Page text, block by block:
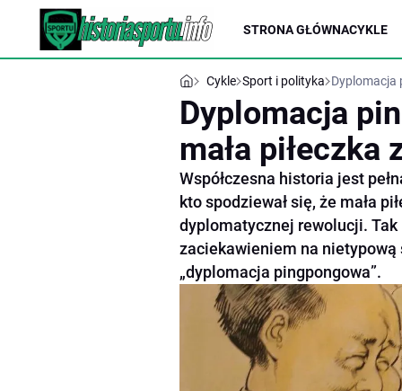
STRONA GŁÓWNACYKLE
Cykle Sport i polityka Dyplomacja
Dyplomacja
mała piłeczka
Współczesna historia jest
kto spodziewał się, że mała
dyplomatycznej rewolucji. Tak
zaciekawieniem na nietypową
„dyplomacja pingpongowa”.